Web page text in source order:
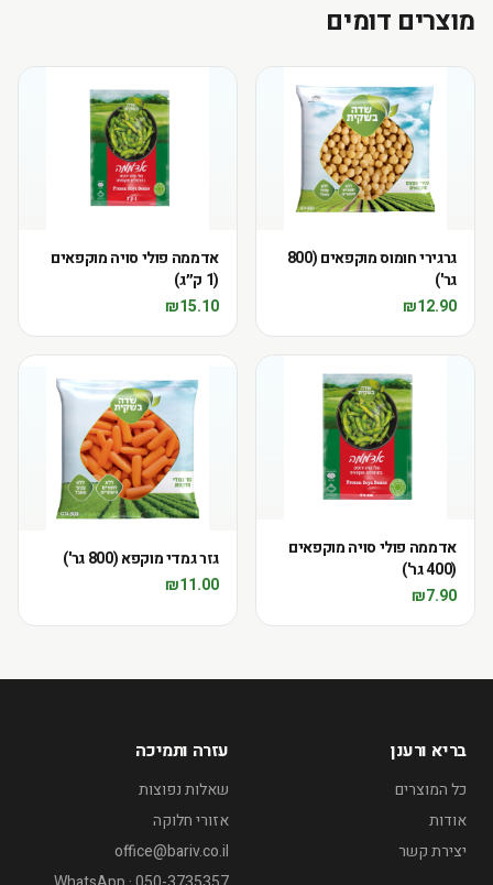
מוצרים דומים
גרגירי חומוס מוקפאים (800
גר')
₪12.90
אדממה פולי סויה מוקפאים
(1 ק״ג)
₪15.10
אדממה פולי סויה מוקפאים
(400 גר')
₪7.90
גזר גמדי מוקפא (800 גר')
₪11.00
בריא ורענן
כל המוצרים
אודות
יצירת קשר
עזרה ותמיכה
שאלות נפוצות
אזורי חלוקה
office@bariv.co.il